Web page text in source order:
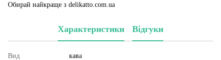
Обирай найкраще з delikatto.com.ua
Характеристики Відгуки
Вид
кава